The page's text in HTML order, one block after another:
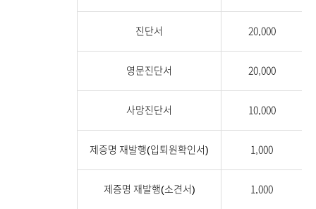
진단서 20,000
영문진단서 20,000
사망진단서 10,000
제증명 재발행(입퇴원확인서) 1,000
제증명 재발행(소견서) 1,000